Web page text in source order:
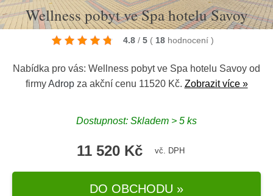
Wellness pobyt ve Spa hotelu Savoy
4.8 / 5 ( 18 hodnocení )
Nabídka pro vás: Wellness pobyt ve Spa hotelu Savoy od
firmyAdropza akční cenu 11520 Kč. Zobrazit více »
Dostupnost: Skladem > 5 ks
11 520 Kč vč. DPH
DO OBCHODU »